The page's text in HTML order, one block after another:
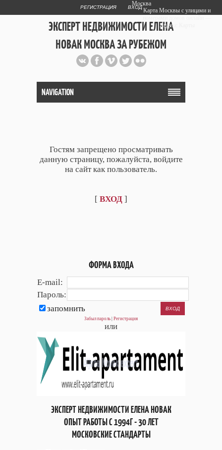
РЕГИСТРАЦИЯ ВХОД
ЭКСПЕРТ НЕДВИЖИМОСТИ ЕЛЕНА
НОВАК МОСКВА ЗА РУБЕЖОМ
Публичный сайт эксперта автора
web дизайнера+7 903 708 1884
NAVIGATION
Гостям запрещено просматривать
данную страницу, пожалуйста, войдите
на сайт как пользователь.
[ ВХОД ]
ФОРМА ВХОДА
E-mail:
Пароль:
запомнить
Забыл пароль Регистрация
или
ЭКСПЕРТ НЕДВИЖИМОСТИ ЕЛЕНА НОВАК
ОПЫТ РАБОТЫ С 1994Г - 30 ЛЕТ
МОСКОВСКИЕ СТАНДАРТЫ
Москва
Карта Москвы с улицами и
Яндекс.Карты